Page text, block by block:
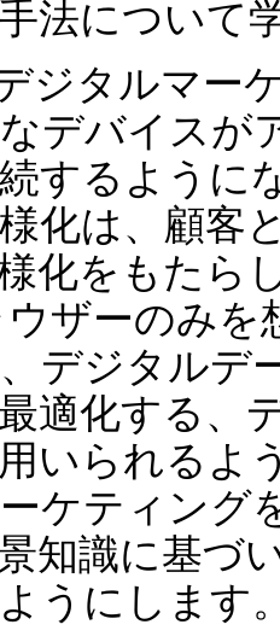
法について
ジタルマー
デバイスが
するように
化は、顧客
化をもたら
ウザーのみを
デジタルデ
適化する、
いられるよ
ケティング
知識に基づ
うにします